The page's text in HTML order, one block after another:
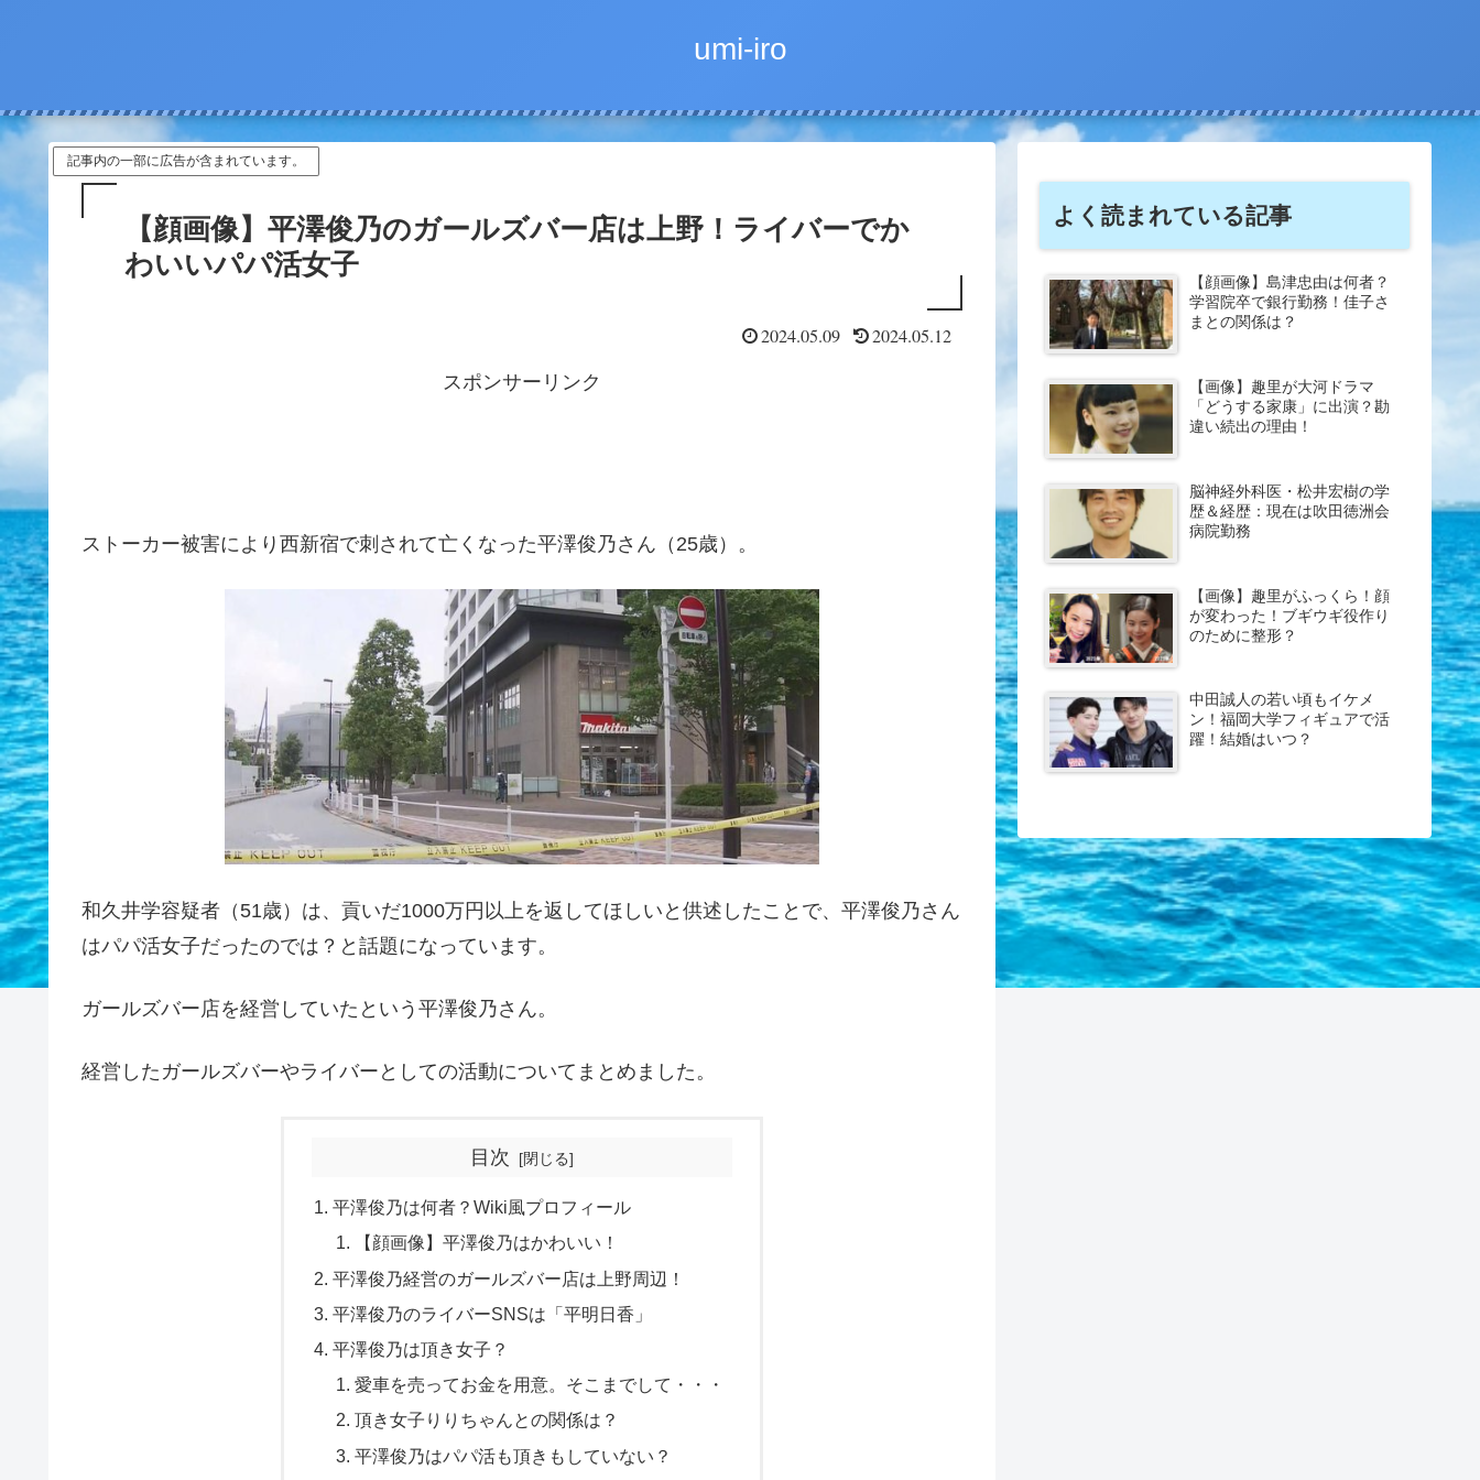
umi-iro
記事内の一部に広告が含まれています。
【顔画像】平澤俊乃のガールズバー店は上野！ライバーでか
わいいパパ活女子
2024.05.09 2024.05.12
スポンサーリンク
ストーカー被害により西新宿で刺されて亡くなった平澤俊乃さん（25歳）。
和久井学容疑者（51歳）は、貢いだ1000万円以上を返してほしいと供述したことで、平澤俊乃さん
はパパ活女子だったのでは？と話題になっています。
ガールズバー店を経営していたという平澤俊乃さん。
経営したガールズバーやライバーとしての活動についてまとめました。
目次
平澤俊乃は何者？Wiki風プロフィール
【顔画像】平澤俊乃はかわいい！
平澤俊乃経営のガールズバー店は上野周辺！
平澤俊乃のライバーSNSは「平明日香」
平澤俊乃は頂き女子？
愛車を売ってお金を用意。そこまでして・・・
頂き女子りりちゃんとの関係は？
平澤俊乃はパパ活も頂きもしていない？
よく読まれている記事
【顔画像】島津忠由は何者？
学習院卒で銀行勤務！佳子さ
まとの関係は？
【画像】趣里が大河ドラマ
「どうする家康」に出演？勘
違い続出の理由！
脳神経外科医・松井宏樹の学
歴＆経歴：現在は吹田徳洲会
病院勤務
【画像】趣里がふっくら！顔
が変わった！ブギウギ役作り
のために整形？
中田誠人の若い頃もイケメ
ン！福岡大学フィギュアで活
躍！結婚はいつ？